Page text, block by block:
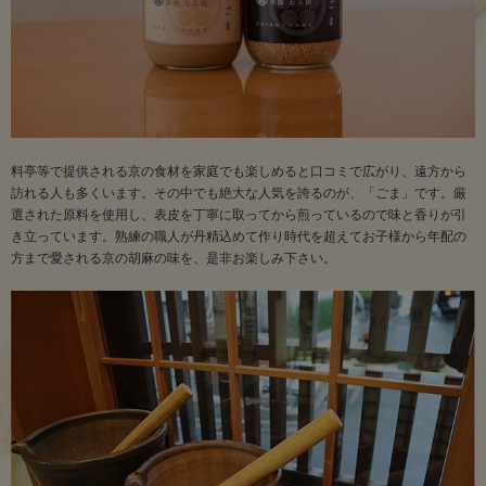
料亭等で提供される京の食材を家庭でも楽しめると口コミで広がり、遠方から
訪れる人も多くいます。その中でも絶大な人気を誇るのが、「ごま」です。厳
選された原料を使用し、表皮を丁寧に取ってから煎っているので味と香りが引
き立っています。熟練の職人が丹精込めて作り時代を超えてお子様から年配の
方まで愛される京の胡麻の味を、是非お楽しみ下さい。